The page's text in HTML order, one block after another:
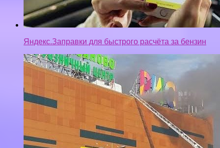
Яндекс.Заправки для быстрого расчёта за бензин